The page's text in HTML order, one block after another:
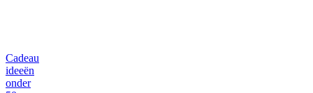
Cadeau
ideeën
onder